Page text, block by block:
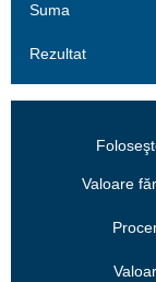
Suma
Rezultat
Valoare